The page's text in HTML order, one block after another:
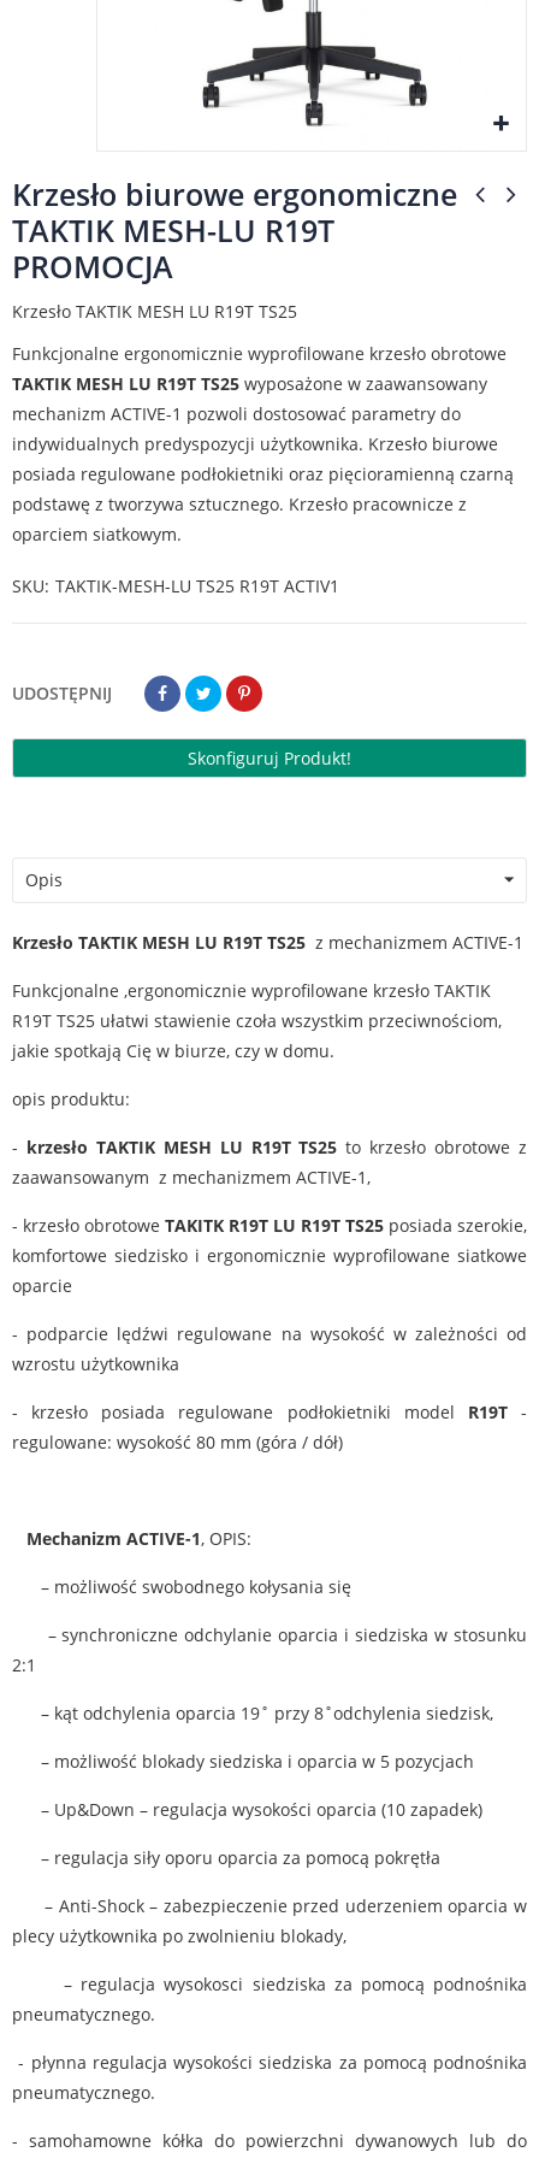
Krzesło biurowe ergonomiczne
TAKTIK MESH-LU R19T
PROMOCJA
Krzesło TAKTIK MESH LU R19T TS25
Funkcjonalne ergonomicznie wyprofilowane krzesło obrotowe
TAKTIK MESH LU R19T TS25 wyposażone w zaawansowany
mechanizm ACTIVE-1 pozwoli dostosować parametry do
indywidualnych predyspozycji użytkownika. Krzesło biurowe
posiada regulowane podłokietniki oraz pięcioramienną czarną
podstawę z tworzywa sztucznego. Krzesło pracownicze z
oparciem siatkowym.
SKU TAKTIK-MESH-LU TS25 R19T ACTIV1
UDOSTĘPNIJ
Skonfiguruj Produkt!
Opis
Krzesło TAKTIK MESH LU R19T TS25 z mechanizmem ACTIVE-1
Funkcjonalne ,ergonomicznie wyprofilowane krzesło TAKTIK
R19T TS25 ułatwi stawienie czoła wszystkim przeciwnościom,
jakie spotkają Cię w biurze, czy w domu.
opis produktu:
- krzesło TAKTIK MESH LU R19T TS25 to krzesło obrotowe z
zaawansowanym z mechanizmem ACTIVE-1,
- krzesło obrotowe TAKITK R19T LU R19T TS25 posiada szerokie,
komfortowe siedzisko i ergonomicznie wyprofilowane siatkowe
oparcie
- podparcie lędźwi regulowane na wysokość w zależności od
wzrostu użytkownika
- krzesło posiada regulowane podłokietniki model R19T-
regulowane: wysokość 80 mm (góra / dół)
Mechanizm ACTIVE-1, OPIS:
– możliwość swobodnego kołysania się
– synchroniczne odchylanie oparcia i siedziska w stosunku
2:1
– kąt odchylenia oparcia 19˚ przy 8˚odchylenia siedzisk,
– możliwość blokady siedziska i oparcia w 5 pozycjach
– Up&Down – regulacja wysokości oparcia (10 zapadek)
– regulacja siły oporu oparcia za pomocą pokrętła
– Anti-Shock – zabezpieczenie przed uderzeniem oparcia w
plecy użytkownika po zwolnieniu blokady,
– regulacja wysokosci siedziska za pomocą podnośnika
pneumatycznego.
- płynna regulacja wysokości siedziska za pomocą podnośnika
pneumatycznego.
- samohamowne kółka do powierzchni dywanowych lub do